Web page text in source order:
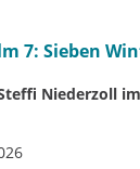
7: Sieben
Niederzoll